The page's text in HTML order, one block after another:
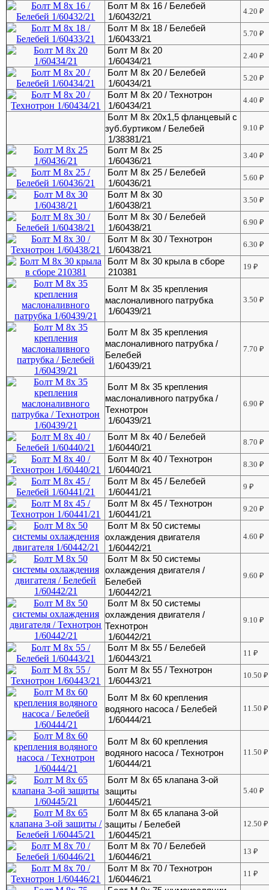
Болт М 8х 16 / Белебей
1/60432/21
4.20₽
Болт М 8х 18 / Белебей
1/60433/21
5.70₽
Болт М 8х 20
1/60434/21
2.40₽
Болт М 8х 20 / Белебей
1/60434/21
5.20₽
Болт М 8х 20 / Технотрон
1/60434/21
4.40₽
Болт М 8х 20х1,5 фланцевый с
зуб.буртиком / Белебей
1/38381/21
9.10₽
Болт М 8х 25
1/60436/21
3.40₽
Болт М 8х 25 / Белебей
1/60436/21
5.60₽
Болт М 8х 30
1/60438/21
3.50₽
Болт М 8х 30 / Белебей
1/60438/21
6.90₽
Болт М 8х 30 / Технотрон
1/60438/21
6.30₽
Болт М 8х 30 крыла в сборе
210381
19₽
Болт М 8х 35 крепления
маслоналивного патрубка
1/60439/21
3.50₽
Болт М 8х 35 крепления
маслоналивного патрубка /
Белебей
1/60439/21
7.70₽
Болт М 8х 35 крепления
маслоналивного патрубка /
Технотрон
1/60439/21
6.90₽
Болт М 8х 40 / Белебей
1/60440/21
8.70₽
Болт М 8х 40 / Технотрон
1/60440/21
8.30₽
Болт М 8х 45 / Белебей
1/60441/21
9₽
Болт М 8х 45 / Технотрон
1/60441/21
9.20₽
Болт М 8х 50 системы
охлаждения двигателя
1/60442/21
4.60₽
Болт М 8х 50 системы
охлаждения двигателя /
Белебей
1/60442/21
9.60₽
Болт М 8х 50 системы
охлаждения двигателя /
Технотрон
1/60442/21
9.10₽
Болт М 8х 55 / Белебей
1/60443/21
11₽
Болт М 8х 55 / Технотрон
1/60443/21
10.50₽
Болт М 8х 60 крепления
водяного насоса / Белебей
1/60444/21
11.50₽
Болт М 8х 60 крепления
водяного насоса / Технотрон
1/60444/21
11.50₽
Болт М 8х 65 клапана 3-ой
защиты
1/60445/21
5.40₽
Болт М 8х 65 клапана 3-ой
защиты / Белебей
1/60445/21
12.50₽
Болт М 8х 70 / Белебей
1/60446/21
13₽
Болт М 8х 70 / Технотрон
1/60446/21
11₽